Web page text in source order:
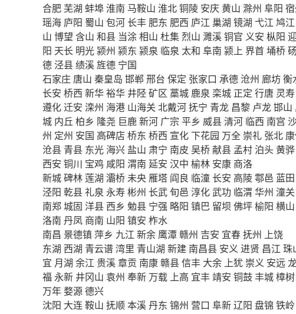
合肥 芜湖 蚌埠淮南 马鞍山 淮北铜陵 安庆黄山 滁州 阜阳
瑶海 庐阳 蜀山 包河 长丰 肥东 肥西 庐江 巢湖 镜湖 弋江 鸠江
山 博望 含山 和县 当涂相山 杜集 烈山 濉溪铜官 义安 枞阳
阳 天长 明光颍州 颍东 颍泉 临泉 太和 阜南 颍上 界首埇桥
德 泾县绩溪旌德 宁国
石家庄 唐山 秦皇岛 邯郸 邢台 保定 张家口 承德 沧州 廊坊衡
长安 桥西 新华裕华 井陉矿区 藁城 鹿泉 栾城 正定 行唐 灵寿
遵化迁安 滦州 海港 山海关 北戴河抚宁 青龙 昌黎 卢龙邯山
城 内丘 柏乡 隆尧 巨鹿新河 广宗 平乡 威县清河 临西 南宫
州 定州 安国 高碑店 桥东 桥西 宣化下花园 万全 崇礼 张北
沧县 青县 东光 海兴 盐山 肃宁 南皮 吴桥献县 孟村 泊头黄骅
西安 铜川 宝鸡 咸阳 渭南 延安 汉中 榆林 安康 商洛
新城碑林莲湖 灞桥未央 雁塔 阎良 临潼 长安 高陵鄠邑 蓝田
泾阳 乾县礼泉 永寿彬州 长武旬邑 淳化武功 临渭 华州 潼关
南郑城固 洋县 西乡 勉县 宁强 略阳 镇巴 留坝 佛坪榆阳 横山
洛南 丹凤 商南 山阳 镇安 柞水
南昌 景德镇萍乡 九江 新余 鹰潭赣州 吉安 宜春抚州 上饶
东湖 西湖 青云谱湾里 青山湖 新建 南昌县 安义 进贤 昌江 珠
宜 月湖 余江 贵溪章贡 南康赣县信丰 大余 上犹 崇义 安远
福 永新 井冈山 袁州 奉新 万载 上高 宜丰靖安 铜鼓丰城樟树
万年婺源德兴
沈阳 大连鞍山 抚顺本溪丹东 锦州 营口 阜新辽阳 盘锦 铁岭